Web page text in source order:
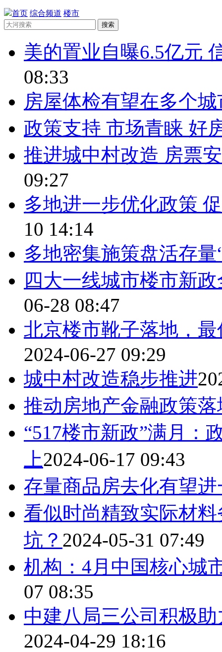
首页 综合频道 楼市
搜索
美的置业自曝6.5亿元
08:33
房屋体检有望在多个
政策支持 市场青睐 好
推进城中村改造 房票
09:27
多地进一步优化政策
10 14:14
多地密集施策盘活存量
四大一线城市楼市新
06-28 08:47
北京楼市靴子落地，
2024-06-27 09:29
城中村改造稳步推进
推动房地产金融政策
“517楼市新政”满月：
上2024-06-17 09:43
存量商品房去化有望
看似时尚精致实际材
坑？ 2024-05-31 07:49
机构：4月中国核心城
07 08:35
中建八局三公司积极
2024-04-29 18:16